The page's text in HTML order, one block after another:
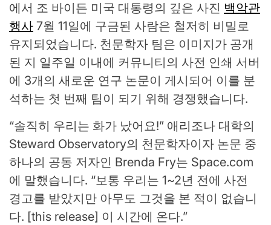
에서 조 바이든 미국 대통령의 깊은 사진 백악관
행사 7월 11일에 구금된 사람은 철저히 비밀로
유지되었습니다. 천문학자 팀은 이미지가 공개
된 지 일주일 이내에 커뮤니티의 사전 인쇄 서버
에 3개의 새로운 연구 논문이 게시되어 이를 분
석하는 첫 번째 팀이 되기 위해 경쟁했습니다.
“솔직히 우리는 화가 났어요!” 애리조나 대학의
Steward Observatory의 천문학자이자 논문 중
하나의 공동 저자인 Brenda Fry는 Space.com
에 말했습니다. “보통 우리는 1~2년 전에 사전
경고를 받았지만 아무도 그것을 본 적이 없습니
다. [this release] 이 시간에 온다.”